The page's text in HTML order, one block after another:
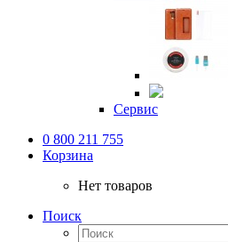
Сервис
0 800 211 755
Корзина
Нет товаров
Поиск